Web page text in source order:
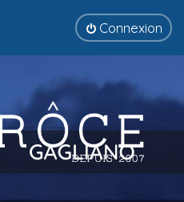
Connexion